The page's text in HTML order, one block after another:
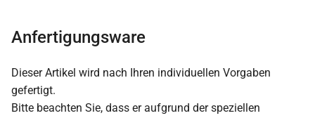
Anfertigungsware
Dieser Artikel wird nach Ihren individuellen Vorgaben
gefertigt.
Bitte beachten Sie, dass er aufgrund der speziellen